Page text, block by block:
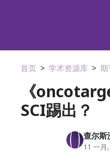
首页 > 学术资源库 > 期
《
SCI踢出？
查尔斯
11 一月